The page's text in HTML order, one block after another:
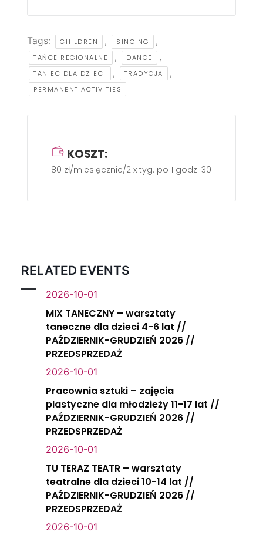
Tags: CHILDREN , SINGING ,
TAŃCE REGIONALNE , DANCE ,
TANIEC DLA DZIECI , TRADYCJA ,
PERMANENT ACTIVITIES
KOSZT:
80 zł/miesięcznie/2 x tyg. po 1 godz. 30 min.
RELATED EVENTS
2026-10-01
MIX TANECZNY – warsztaty
taneczne dla dzieci 4-6 lat //
PAŹDZIERNIK-GRUDZIEŃ 2026 //
PRZEDSPRZEDAŻ
2026-10-01
Pracownia sztuki – zajęcia
plastyczne dla młodzieży 11-17 lat //
PAŹDZIERNIK-GRUDZIEŃ 2026 //
PRZEDSPRZEDAŻ
2026-10-01
TU TERAZ TEATR – warsztaty
teatralne dla dzieci 10-14 lat //
PAŹDZIERNIK-GRUDZIEŃ 2026 //
PRZEDSPRZEDAŻ
2026-10-01